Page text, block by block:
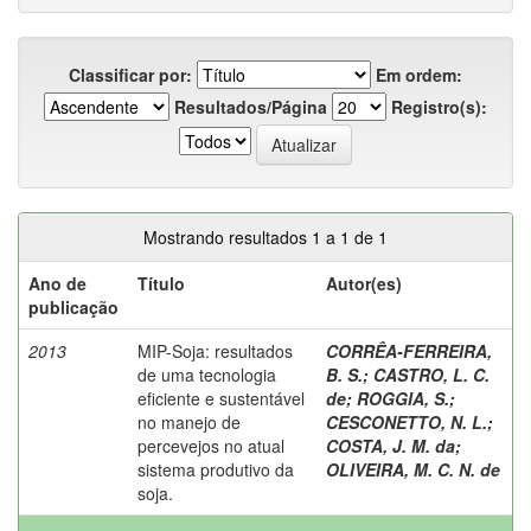
Classificar por:
Em ordem:
Resultados/Página
Registro(s):
Mostrando resultados 1 a 1 de 1
Ano de
publicação
Título Autor(es)
2013
MIP-Soja: resultados
de uma tecnologia
eficiente e sustentável
no manejo de
percevejos no atual
sistema produtivo da
soja.
CORRÊA-FERREIRA,
B. S.; CASTRO, L. C.
de; ROGGIA, S.;
CESCONETTO, N. L.;
COSTA, J. M. da;
OLIVEIRA, M. C. N. de